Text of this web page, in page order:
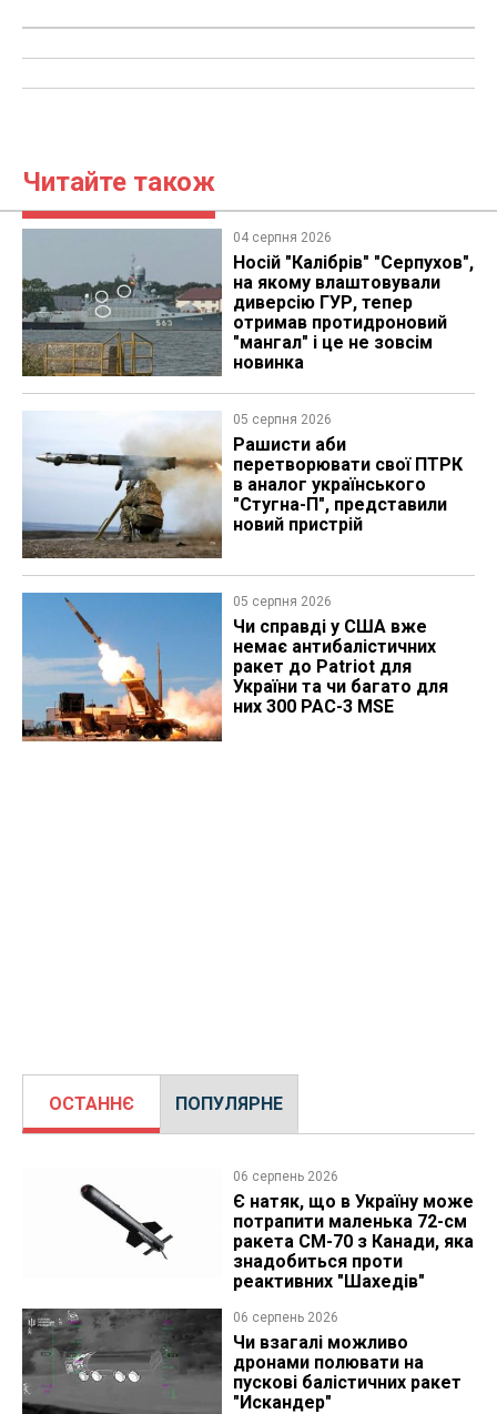
Читайте також
04 серпня 2026
Носій "Калібрів" "Серпухов",
на якому влаштовували
диверсію ГУР, тепер
отримав протидроновий
"мангал" і це не зовсім
новинка
05 серпня 2026
Рашисти аби
перетворювати свої ПТРК
в аналог українського
"Стугна-П", представили
новий пристрій
05 серпня 2026
Чи справді у США вже
немає антибалістичних
ракет до Patriot для
України та чи багато для
них 300 PAC-3 MSE
ОСТАННЄ ПОПУЛЯРНЕ
06 серпень 2026
Є натяк, що в Україну може
потрапити маленька 72-см
ракета CM-70 з Канади, яка
знадобиться проти
реактивних "Шахедів"
06 серпень 2026
Чи взагалі можливо
дронами полювати на
пускові балістичних ракет
"Искандер"